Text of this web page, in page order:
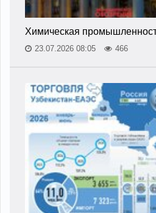
Химическая
23.07.2026 08:05 466